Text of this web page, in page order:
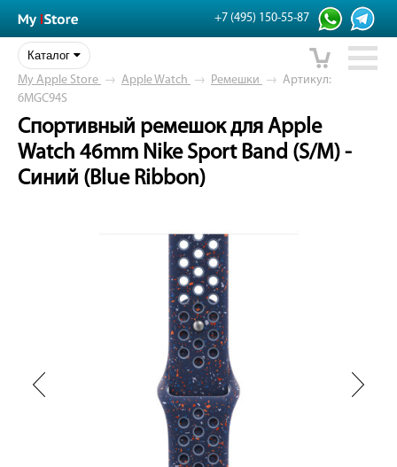
+7 (495) 150-55-87
Каталог
My Apple Store → Apple Watch → Ремешки → Артикул:
6MGC94S
Спортивный ремешок для Apple
Watch 46mm Nike Sport Band (S/M) -
Синий (Blue Ribbon)